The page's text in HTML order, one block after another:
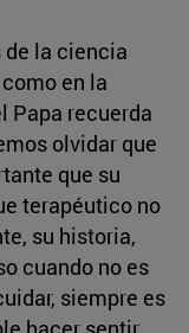
de la ciencia
en la
Papa recuerda
olvidar que
que su
terapéutico no
su historia,
cuando no es
siempre es